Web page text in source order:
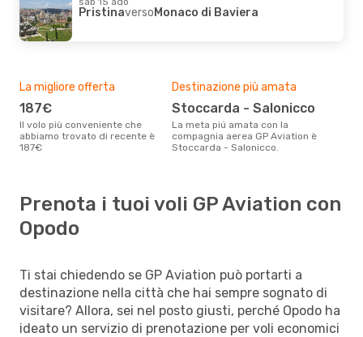
PristinaversoMonaco di Baviera
La migliore offerta
187€
Il volo più conveniente che
abbiamo trovato di recente è
187€
Destinazione più amata
Stoccarda - Salonicco
La meta piú amata con la
compagnia aerea GP Aviation è
Stoccarda - Salonicco.
Prenota i tuoi voli GP Aviation con
Opodo
Ti stai chiedendo se GP Aviation può portarti a
destinazione nella città che hai sempre sognato di
visitare? Allora, sei nel posto giusti, perché Opodo ha
ideato un servizio di prenotazione per voli economici